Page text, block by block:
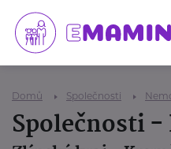
Domů Společnosti
Společnosti